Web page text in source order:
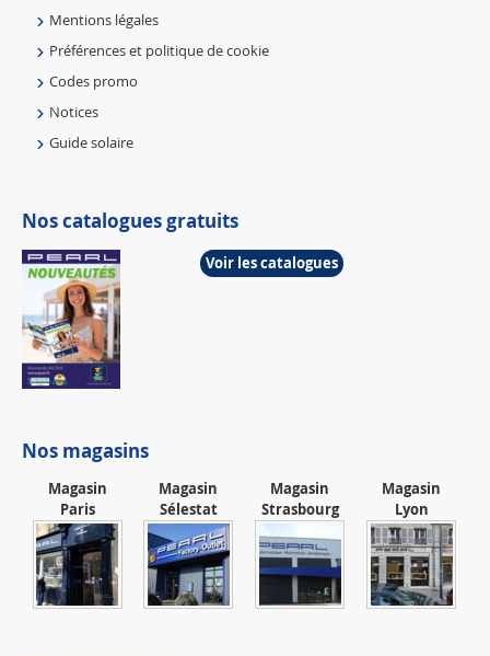
Mentions légales
Préférences et politique de cookie
Codes promo
Notices
Guide solaire
Nos catalogues gratuits
Voir les catalogues
Nos magasins
Magasin
Paris
Magasin
Sélestat
Magasin
Strasbourg
Magasin
Lyon